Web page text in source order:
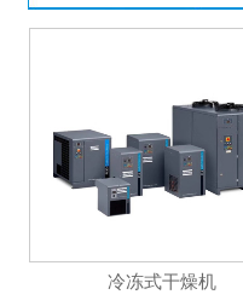
冷冻式干燥机